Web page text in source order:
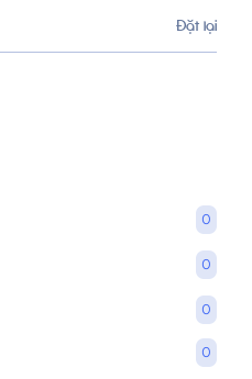
Đặt lại
0
0
0
0